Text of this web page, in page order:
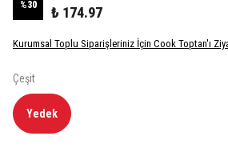
%30 ₺ 174.97
Kurumsal Toplu Siparişleriniz İçin Cook Toptan'ı
Çeşit
Yedek